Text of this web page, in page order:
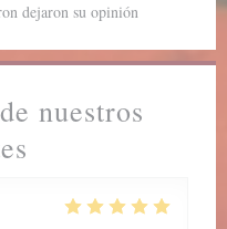
nuestros
dejaron su opinión